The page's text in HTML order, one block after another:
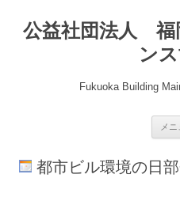
公益社団法人 福
ン
Fukuoka Building
メニ
都市ビル環境の日